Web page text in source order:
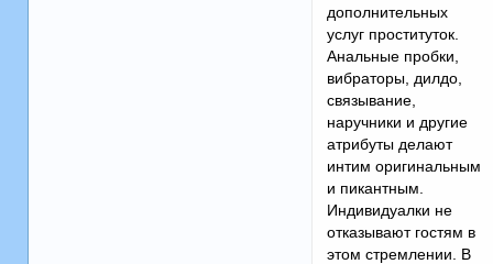
дополнительных
услуг проституток.
Анальные пробки,
вибраторы, дилдо,
связывание,
наручники и другие
атрибуты делают
интим оригинальным
и пикантным.
Индивидуалки не
отказывают гостям в
этом стремлении. В